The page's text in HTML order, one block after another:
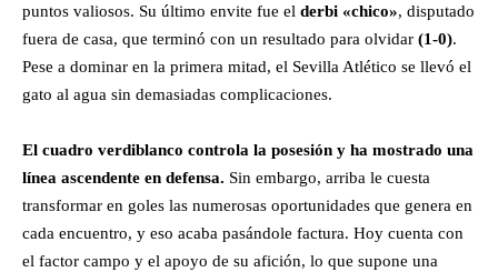
puntos valiosos. Su último envite fue el derbi «chico», disputado
fuera de casa, que terminó con un resultado para olvidar (1-0).
Pese a dominar en la primera mitad, el Sevilla Atlético se llevó el
gato al agua sin demasiadas complicaciones.
El cuadro verdiblanco controla la posesión y ha mostrado una
línea ascendente en defensa. Sin embargo, arriba le cuesta
transformar en goles las numerosas oportunidades que genera en
cada encuentro, y eso acaba pasándole factura. Hoy cuenta con
el factor campo y el apoyo de su afición, lo que supone una